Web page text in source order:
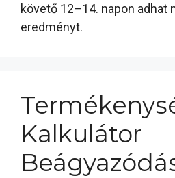
követő 12–14. napon adhat
eredményt.
Kalkulátor